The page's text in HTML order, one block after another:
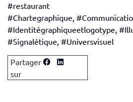
#restaurant
#Chartegraphique,
#Identitégraphiqueetlogotype,
#Signalétique, #Universvisuel